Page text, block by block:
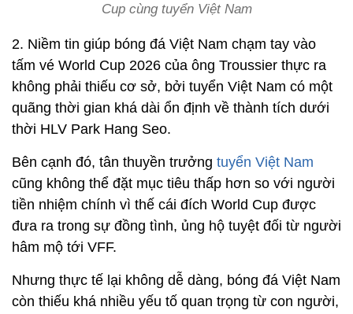
Cup cùng tuyển Việt Nam
2. Niềm tin giúp bóng đá Việt Nam chạm tay vào
tấm vé World Cup 2026 của ông Troussier thực ra
không phải thiếu cơ sở, bởi tuyển Việt Nam có một
quãng thời gian khá dài ổn định về thành tích dưới
thời HLV Park Hang Seo.
Bên cạnh đó, tân thuyền trưởng tuyển Việt Nam
cũng không thể đặt mục tiêu thấp hơn so với người
tiền nhiệm chính vì thế cái đích World Cup được
đưa ra trong sự đồng tình, ủng hộ tuyệt đối từ người
hâm mộ tới VFF.
Nhưng thực tế lại không dễ dàng, bóng đá Việt Nam
còn thiếu khá nhiều yếu tố quan trọng từ con người,